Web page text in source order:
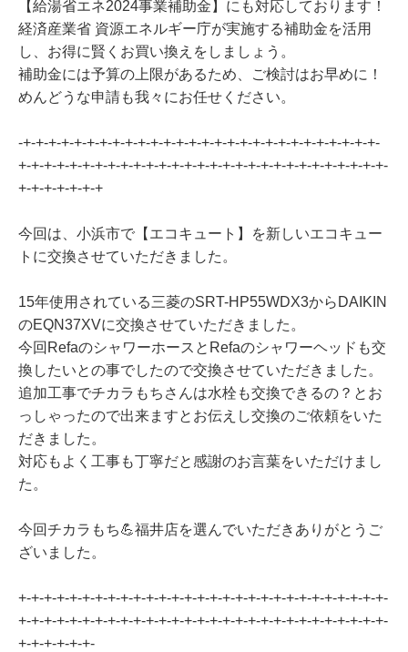
【給湯省エネ2024事業補助金】にも対応しております！
経済産業省 資源エネルギー庁が実施する補助金を活用
し、お得に賢くお買い換えをしましょう。
補助金には予算の上限があるため、ご検討はお早めに！
めんどうな申請も我々にお任せください。
-+-+-+-+-+-+-+-+-+-+-+-+-+-+-+-+-+-+-+-+-+-+-+-+-+-+-+-+-
+-+-+-+-+-+-+-+-+-+-+-+-+-+-+-+-+-+-+-+-+-+-+-+-+-+-+-+-+-
+-+-+-+-+-+-+
今回は、小浜市で【エコキュート】を新しいエコキュー
トに交換させていただきました。
15年使用されている三菱のSRT-HP55WDX3からDAIKIN
のEQN37XVに交換させていただきました。
今回RefaのシャワーホースとRefaのシャワーヘッドも交
換したいとの事でしたので交換させていただきました。
追加工事でチカラもちさんは水栓も交換できるの？とお
っしゃったので出来ますとお伝えし交換のご依頼をいた
だきました。
対応もよく工事も丁寧だと感謝のお言葉をいただけまし
た。
今回チカラもち💪福井店を選んでいただきありがとうご
ざいました。
+-+-+-+-+-+-+-+-+-+-+-+-+-+-+-+-+-+-+-+-+-+-+-+-+-+-+-+-+-
+-+-+-+-+-+-+-+-+-+-+-+-+-+-+-+-+-+-+-+-+-+-+-+-+-+-+-+-+-
+-+-+-+-+-+-